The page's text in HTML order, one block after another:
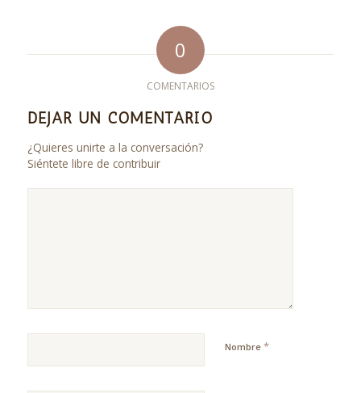
0
COMENTARIOS
DEJAR UN COMENTARIO
¿Quieres unirte a la conversación?
Siéntete libre de contribuir
Nombre *